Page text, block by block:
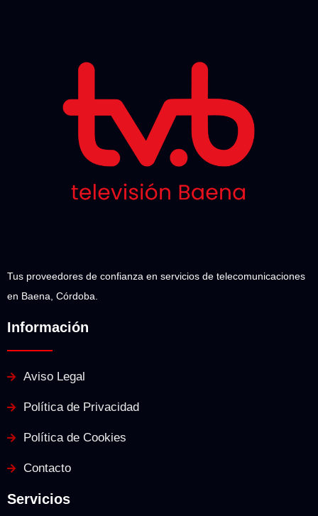
Tus proveedores de confianza en servicios de telecomunicaciones
en Baena, Córdoba.
Información
Aviso Legal
Política de Privacidad
Política de Cookies
Contacto
Servicios